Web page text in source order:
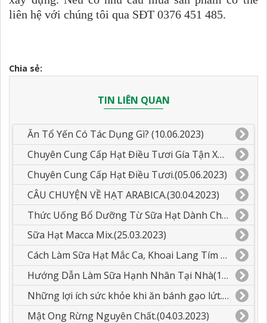
liên hệ với chúng tôi qua SĐT 0376 451 485.
Chia sẻ:
TIN LIÊN QUAN
Ăn Tổ Yến Có Tác Dụng Gì? (10.06.2023)
Chuyên Cung Cấp Hạt Điều Tươi Gía Tận Xưởng.(05.06.2023)
Chuyên Cung Cấp Hạt Điều Tươi.(05.06.2023)
CÂU CHUYỆN VỀ HẠT ARABICA.(30.04.2023)
Thức Uống Bổ Dưỡng Từ Sữa Hạt Dành Cho Các Bé.(26.03.2023)
Sữa Hạt Macca Mix.(25.03.2023)
Cách Làm Sữa Hạt Mắc Ca, Khoai Lang Tím Mix Dừa.(23.03.2023)
Hướng Dẫn Làm Sữa Hạnh Nhân Tại Nhà(14.03.2023)
Những lợi ích sức khỏe khi ăn bánh gạo lứt.(12.03.2023)
Mật Ong Rừng Nguyên Chất.(04.03.2023)